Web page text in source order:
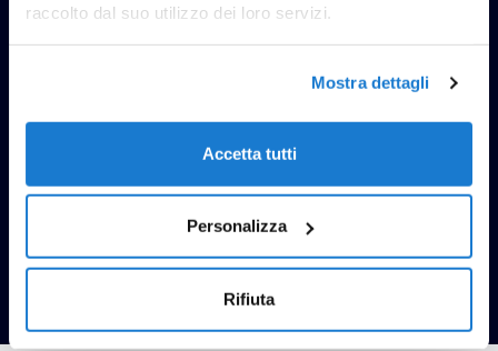
raccolto dal suo utilizzo dei loro servizi.
Mostra dettagli
Accetta tutti
Personalizza
Rifiuta
HAI UN PROGETTO CHE VUOI
REALIZZARE?